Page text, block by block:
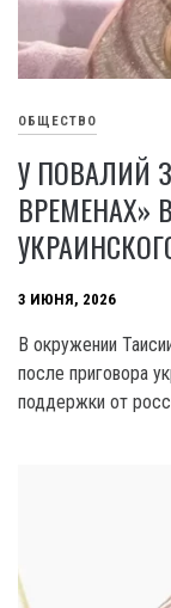
ОБЩЕСТВО
У ПОВАЛИЙ
ВРЕМЕНАХ»
3 ИЮНЯ, 2026
В окружении
после приговора
поддержки от